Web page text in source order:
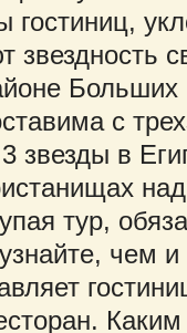
звездность
Больших
с
звезды в
тур,
чем